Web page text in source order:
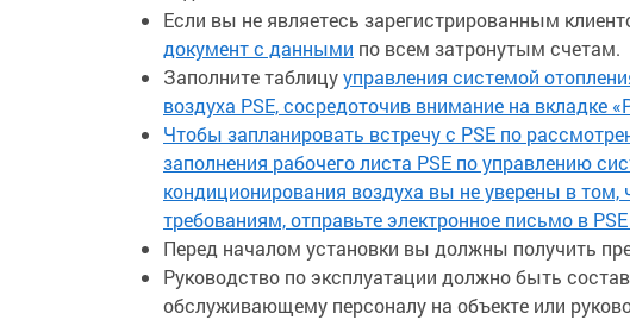
Если вы не являетесь зарегистрированным
документ с данными по всем затронутым счетам.
Заполните таблицууправления системой
воздуха PSE, сосредоточив внимание на вкладке
Чтобы запланировать встречу с PSE по
заполнения рабочего листа PSE по управлению
кондиционирования воздуха вы не уверены в том,
требованиям, отправьте электронное письмо в
Перед началом установки вы должны получить
Руководство по эксплуатации должно быть
обслуживающему персоналу на объекте или